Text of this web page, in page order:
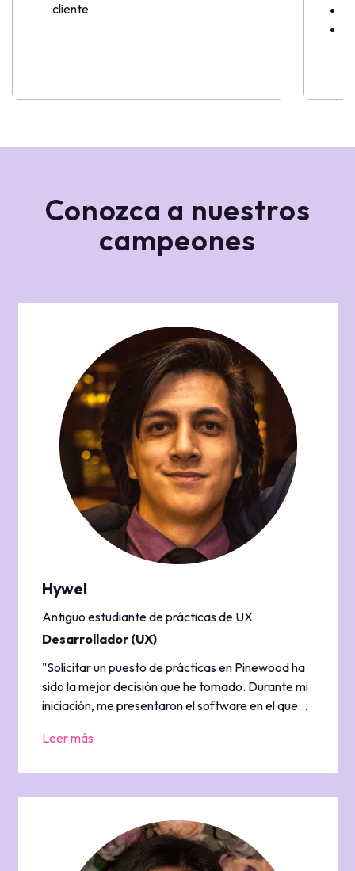
cliente
Conozca a nuestros
campeones
Hywel
Antiguo estudiante de prácticas de UX
Desarrollador (UX)
"Solicitar un puesto de prácticas en Pinewood ha
sido la mejor decisión que he tomado. Durante mi
iniciación, me presentaron el software en el que
lenguajes utilizados en los equipos de desarrollo.
comunicación, a la vez que aprendíamos varios
conceptos de informática. Esto hizo que mi último
año fuera mucho más fácil.
Leer más